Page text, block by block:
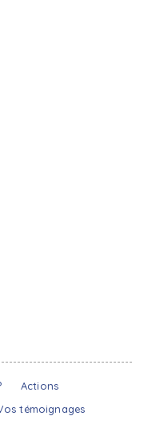
Actions
témoignages